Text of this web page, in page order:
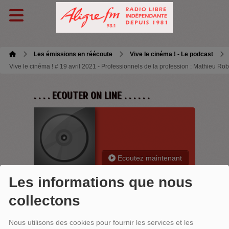
Les informations que nous
collectons
Nous utilisons des cookies pour fournir les services et les
Les émissions en réécoute
Vive le cinéma ! - Le podcast
Vive le cinéma ! # 19 avril 2021 - Professionnels de la profession : Mathieu
. . . . ECOUTER ON LINE . . . . . .
Ecoutez maintenant
VIVE LE CINÉMA ! # 19 AVRIL 2021 -